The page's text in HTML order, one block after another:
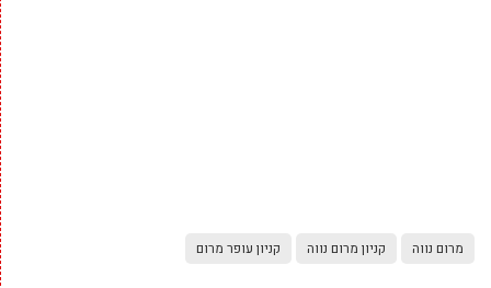
מרום נווה קניון מרום נווה קניון עופר מרום